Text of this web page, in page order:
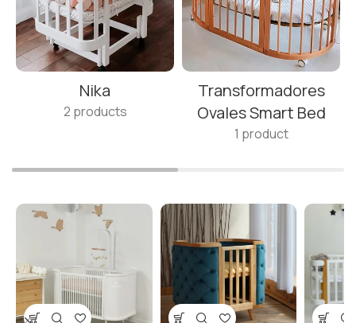
Nika
2 products
Transformadores
Ovales Smart Bed
1 product